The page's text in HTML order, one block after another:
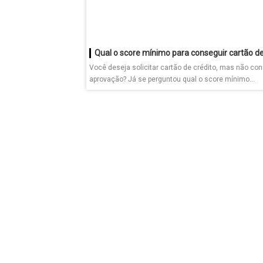
Você deseja solicitar cartão de crédito, mas não
aprovação? Já se perguntou qual o score mínimo...